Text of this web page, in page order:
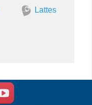
Lattes